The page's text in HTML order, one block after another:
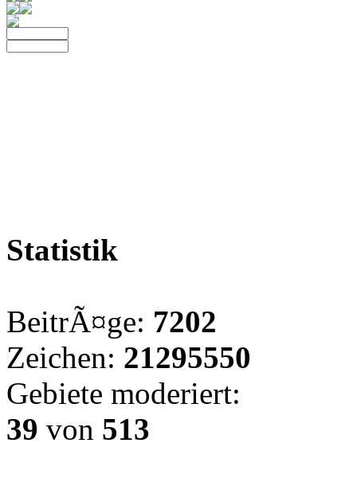
Statistik
BeitrÃ¤ge: 7202
Zeichen: 21295550
Gebiete moderiert:
39 von 513